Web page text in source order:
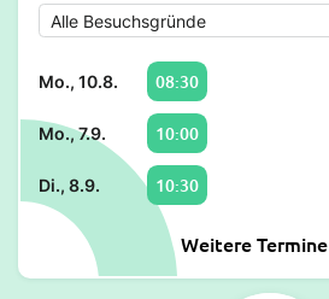
Mo., 10.8. 08:30
Mo., 7.9. 10:00
Di., 8.9. 10:30
Weitere Termine